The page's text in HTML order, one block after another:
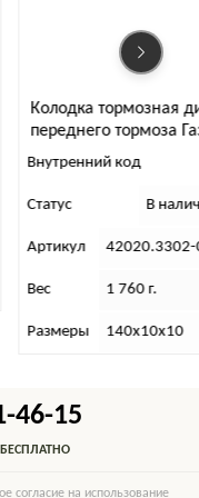
Колодка тормозная
переднего тормоза
3110, Собол_ь. (к-т 4
Внутренний код
Статус В
Артикул
Вес 1 760 г.
Размеры 140х10х10
46-15
согласие на использование